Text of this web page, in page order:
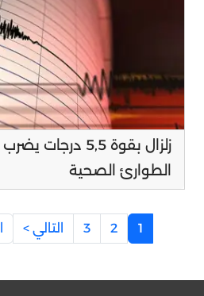
زلزال بقوة 5,5
الطوارئ الصحية
1
2
3 التالي >